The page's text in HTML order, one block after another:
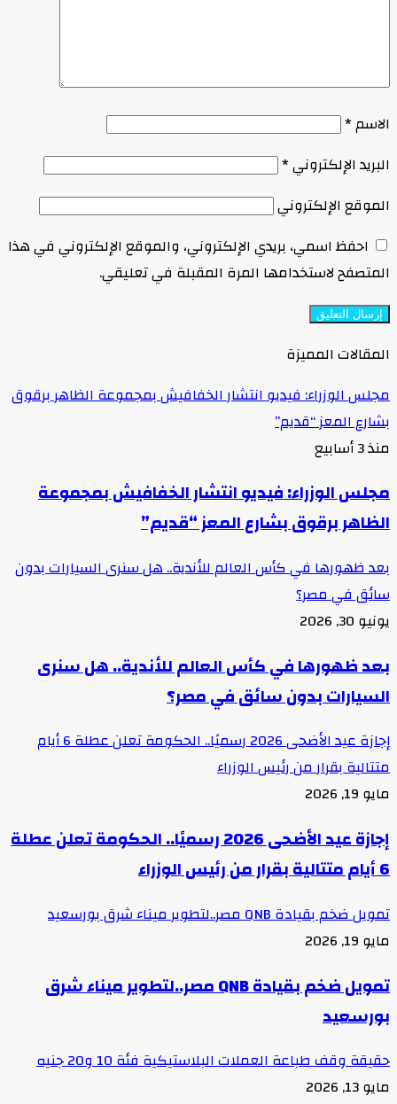
الاسم*
البريد الإلكتروني*
الموقع الإلكتروني
احفظ اسمي، بريدي الإلكتروني، والموقع الإلكتروني في هذا
المتصفح لاستخدامها المرة المقبلة في تعليقي.
المقالات المميزة
مجلس الوزراء: فيديو انتشار الخفافيش بمجموعة الظاهر برقوق
بشارع المعز “قديم”
منذ 3 أسابيع
مجلس الوزراء: فيديو انتشار الخفافيش بمجموعة
الظاهر برقوق بشارع المعز “قديم”
بعد ظهورها في كأس العالم للأندية.. هل سنرى السيارات بدون
سائق في مصر؟
يونيو 30, 2026
بعد ظهورها في كأس العالم للأندية.. هل سنرى
السيارات بدون سائق في مصر؟
إجازة عيد الأضحى 2026 رسميًا.. الحكومة تعلن عطلة 6 أيام
متتالية بقرار من رئيس الوزراء
مايو 19, 2026
إجازة عيد الأضحى 2026 رسميًا.. الحكومة تعلن عطلة
6 أيام متتالية بقرار من رئيس الوزراء
تمويل ضخم بقيادة QNB مصر..لتطوير ميناء شرق بورسعيد
مايو 19, 2026
تمويل ضخم بقيادة QNB مصر..لتطوير ميناء شرق
بورسعيد
حقيقة وقف طباعة العملات البلاستيكية فئة 10 و20 جنيه
مايو 13, 2026